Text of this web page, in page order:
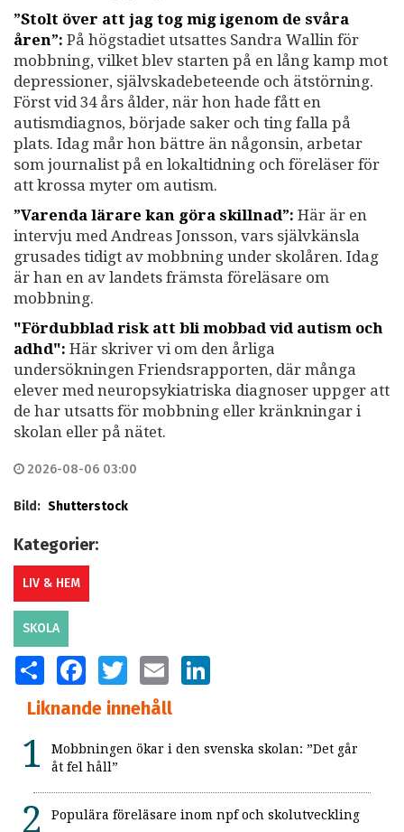
”Stolt över att jag tog mig igenom de svåra
åren”: På högstadiet utsattes Sandra Wallin för
mobbning, vilket blev starten på en lång kamp mot
depressioner, självskadebeteende och ätstörning.
Först vid 34 års ålder, när hon hade fått en
autismdiagnos, började saker och ting falla på
plats. Idag mår hon bättre än någonsin, arbetar
som journalist på en lokaltidning och föreläser för
att krossa myter om autism.
”Varenda lärare kan göra skillnad”: Här är en
intervju med Andreas Jonsson, vars självkänsla
grusades tidigt av mobbning under skolåren. Idag
är han en av landets främsta föreläsare om
mobbning.
"Fördubblad risk att bli mobbad vid autism och
adhd": Här skriver vi om den årliga
undersökningen Friendsrapporten, där många
elever med neuropsykiatriska diagnoser uppger att
de har utsatts för mobbning eller kränkningar i
skolan eller på nätet.
2026-08-06 03:00
Bild: Shutterstock
Kategorier:
LIV & HEM
SKOLA
SHARE FACEBOOKTWITTER EMAIL
Liknande innehåll
Mobbningen ökar i den svenska skolan: ”Det går
åt fel håll”
Populära föreläsare inom npf och skolutveckling